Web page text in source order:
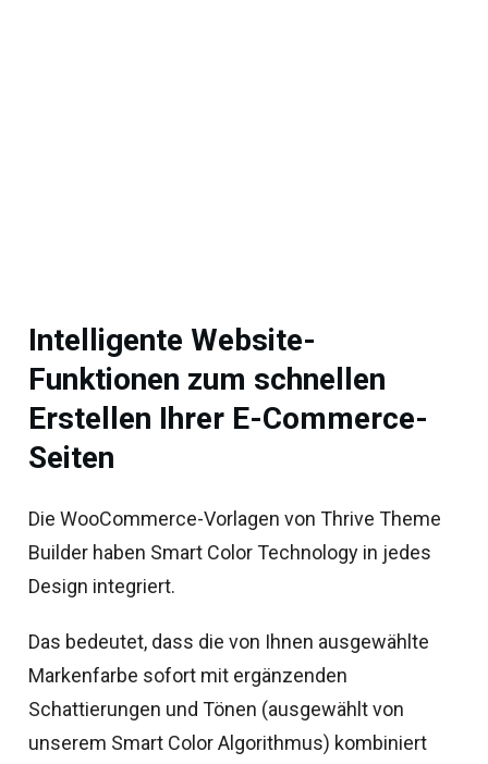
Intelligente Website-
Funktionen zum schnellen
Erstellen Ihrer E-Commerce-
Seiten
Die WooCommerce-Vorlagen von Thrive Theme
Builder haben Smart Color Technology in jedes
Design integriert.
Das bedeutet, dass die von Ihnen ausgewählte
Markenfarbe sofort mit ergänzenden
Schattierungen und Tönen (ausgewählt von
unserem Smart Color Algorithmus) kombiniert